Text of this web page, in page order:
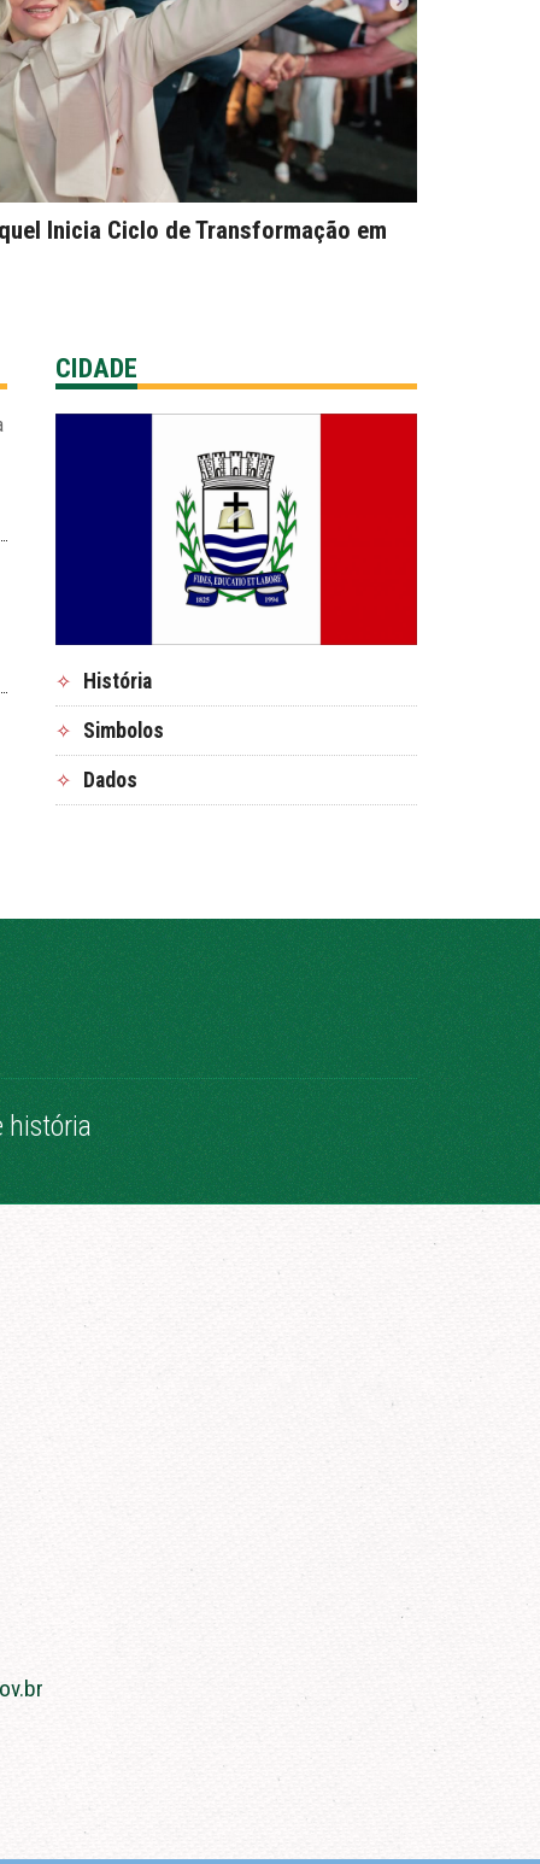
Inicia Ciclo de Transformação em
CIDADE
✧ História
✧ Simbolos
✧ Dados
história